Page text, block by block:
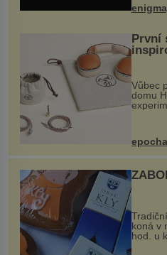
...
První
Vůbec
domu
koná v
hod. u
Kly u